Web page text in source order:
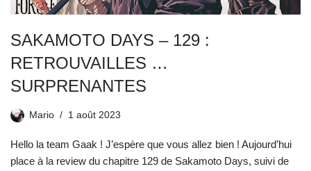
SAKAMOTO DAYS – 129 :
RETROUVAILLES …
SURPRENANTES
Mario 1 août 2023
Hello la team Gaak ! J’espère que vous allez bien ! Aujourd’hui
place à la review du chapitre 129 de Sakamoto Days, suivi de